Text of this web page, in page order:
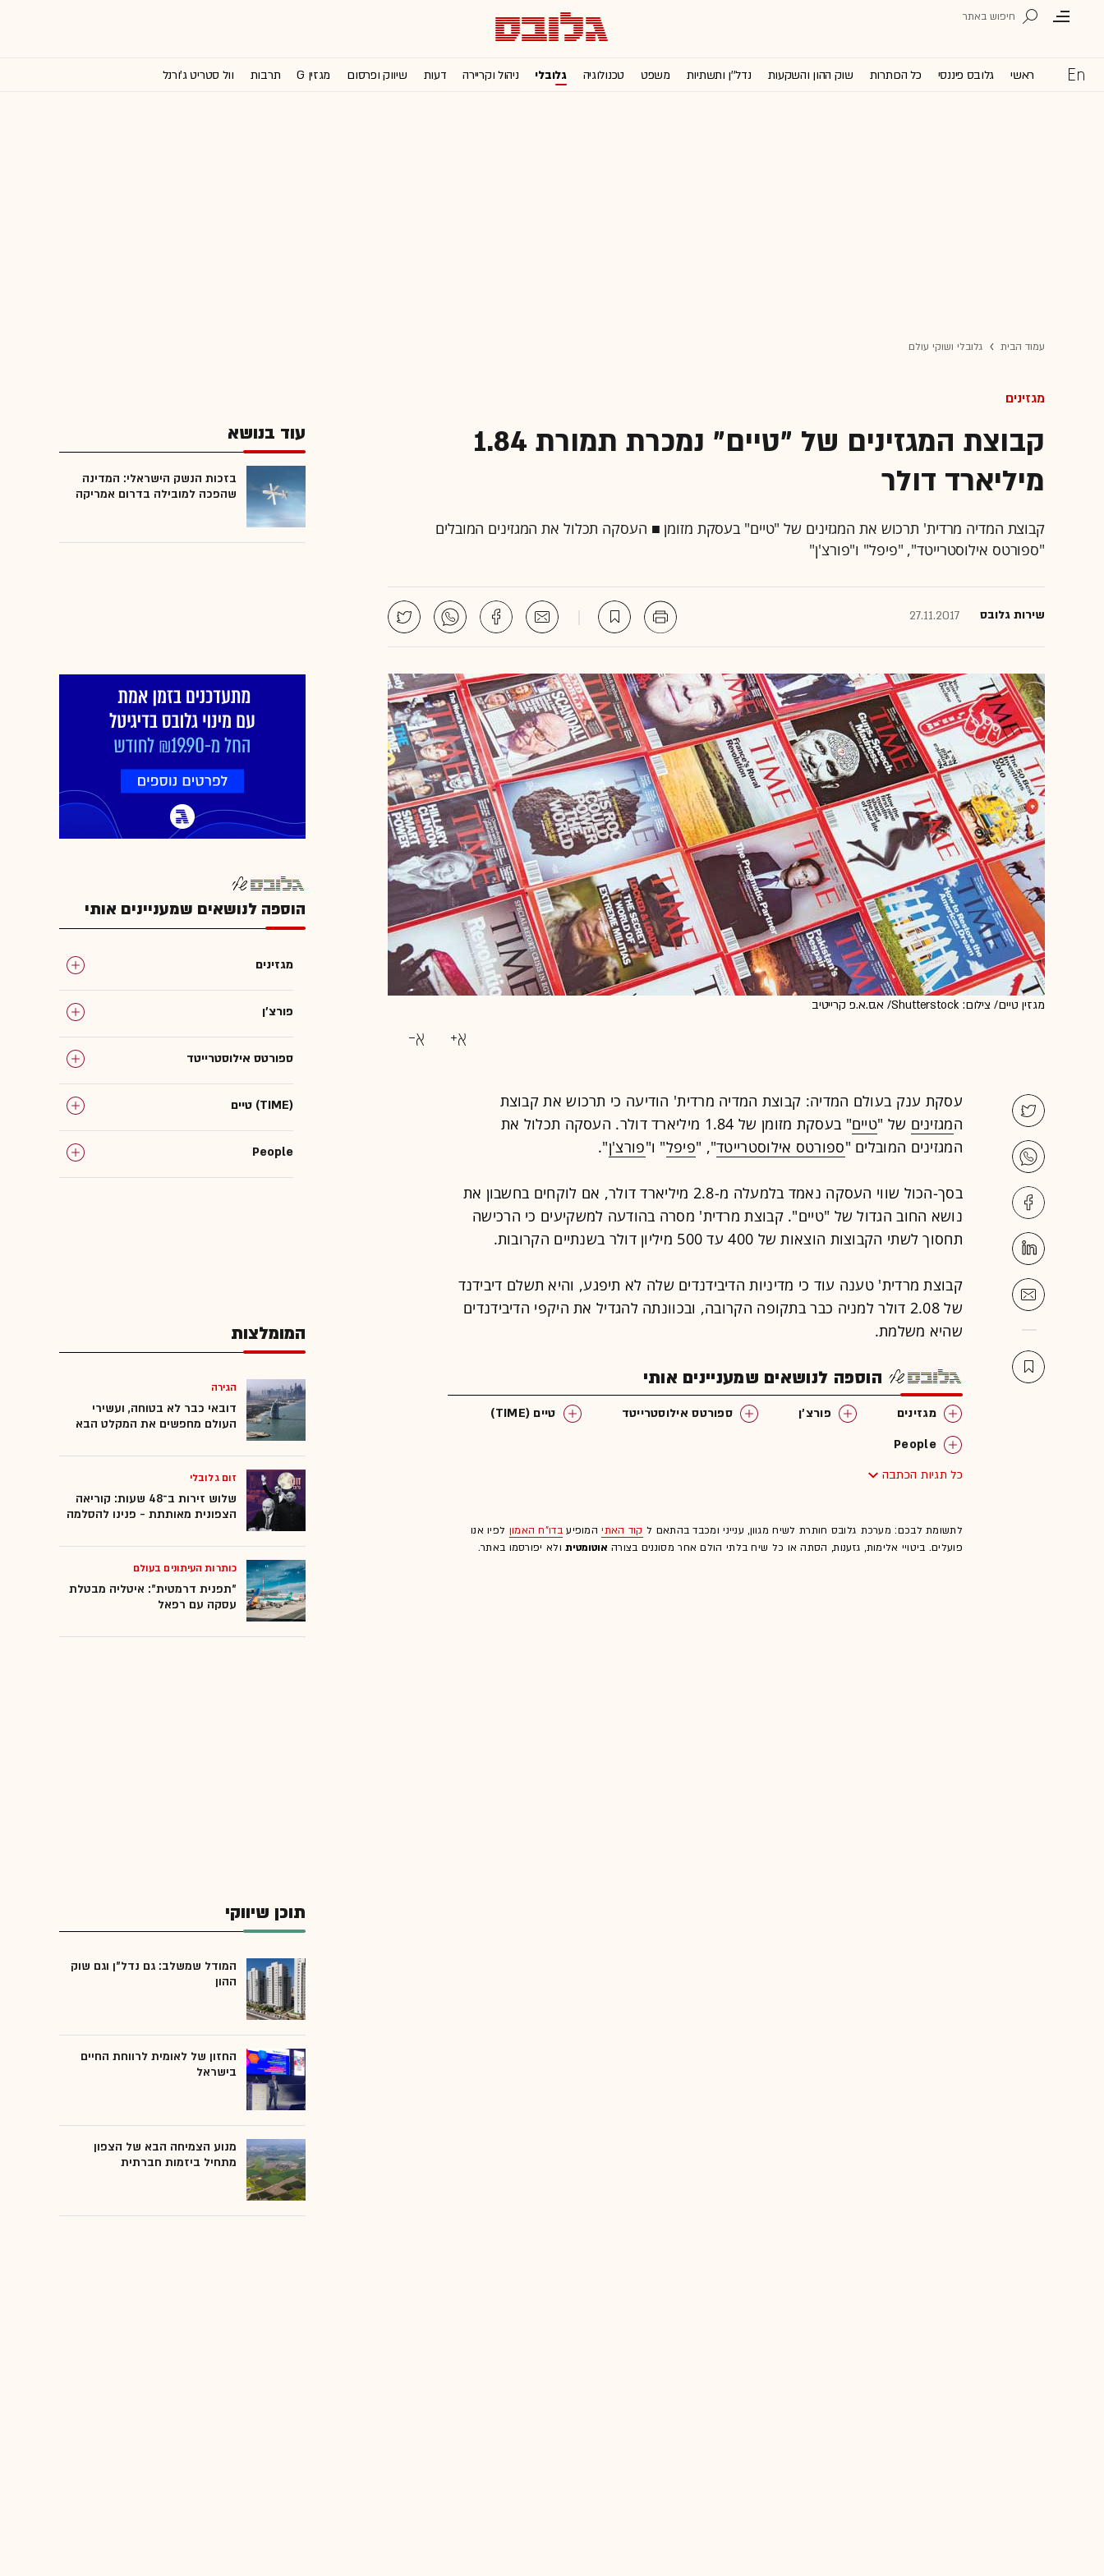
ראשי גלובס פיננסי כל הכותרות שוק ההון והשקעות נדל''ן ותשתיות משפט טכנולוגיה גלובלי ניהול וקריירה דעות שיווק ופרסום מגזין G תרבות וול סטריט ג'ורנל
עמוד הבית גלובלי ושוקי עולם
מגזינים
קבוצת המגזינים של "טיים" נמכרת תמורת 1.84
מיליארד דולר
קבוצת המדיה מרדית' תרכוש את המגזינים של "טיים" בעסקת מזומן ■ העסקה תכלול את המגזינים המובלים
"ספורטס אילוסטרייטד", "פיפל" ו"פורצ'ן"
שירות גלובס 27.11.2017
מגזין טיים/ צילום: Shutterstock/ א.ס.א.פ קרייטיב
עסקת ענק בעולם המדיה: קבוצת המדיה מרדית' הודיעה כי תרכוש את קבוצת
המגזינים של "טיים
" בעסקת מזומן של 1.84 מיליארד דולר. העסקה תכלול את
המגזינים המובלים "ספורטס אילוסטרייטד", "פיפל" ו"פורצ'ן".
בסך-הכול שווי העסקה נאמד בלמעלה מ-2.8 מיליארד דולר, אם לוקחים בחשבון את
נושא החוב הגדול של "טיים". קבוצת מרדית' מסרה בהודעה למשקיעים כי הרכישה
תחסוך לשתי הקבוצות הוצאות של 400 עד 500 מיליון דולר בשנתיים הקרובות.
קבוצת מרדית' טענה עוד כי מדיניות הדיבידנדים שלה לא תיפגע, והיא תשלם דיבידנד
של 2.08 דולר למניה כבר בתקופה הקרובה, ובכוונתה להגדיל את היקפי הדיבידנדים
שהיא משלמת.
הוספה לנושאים שמעניינים אותי
מגזינים פורצ'ן ספורטס אילוסטרייטד
טיים (TIME)
People
כל תגיות הכתבה
לתשומת לבכם: מערכת גלובס חותרת לשיח מגוון, ענייני ומכבד בהתאם ל קוד האתיהמופיעבדו"ח האמון לפיו אנו
פועלים. ביטויי אלימות, גזענות, הסתה או כל שיח בלתי הולם אחר מסוננים בצורה אוטומטיתולא יפורסמו באתר.
עוד בנושא
בזכות הנשק הישראלי: המדינה
שהפכה למובילה בדרום אמריקה
הוספה לנושאים שמעניינים אותי
מגזינים
פורצ'ן
ספורטס אילוסטרייטד
טיים (TIME)
People
המומלצות
הגירה
דובאי כבר לא בטוחה, ועשירי
העולם מחפשים את המקלט הבא
זום גלובלי
שלוש זירות ב־48 שעות: קוריאה
הצפונית מאותתת - פנינו להסלמה
כותרות העיתונים בעולם
"תפנית דרמטית": איטליה מבטלת
עסקה עם רפאל
תוכן שיווקי
המודל שמשלב: גם נדל"ן וגם שוק
ההון
החזון של לאומית לרווחת החיים
בישראל
מנוע הצמיחה הבא של הצפון
מתחיל ביזמות חברתית